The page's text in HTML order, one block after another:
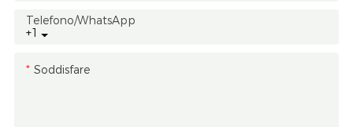
+1
Telefono/WhatsApp
Soddisfare